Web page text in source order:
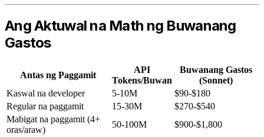
Ang Aktuwal na Math ng Buwanang
Gastos
Antas ng Paggamit
API
Tokens/Buwan
Buwanang Gastos
(Sonnet)
Kaswal na developer
5-10M
$90-$180
Regular na paggamit
15-30M
$270-$540
Mabigat na paggamit (4+
oras/araw)
50-100M
$900-$1,800